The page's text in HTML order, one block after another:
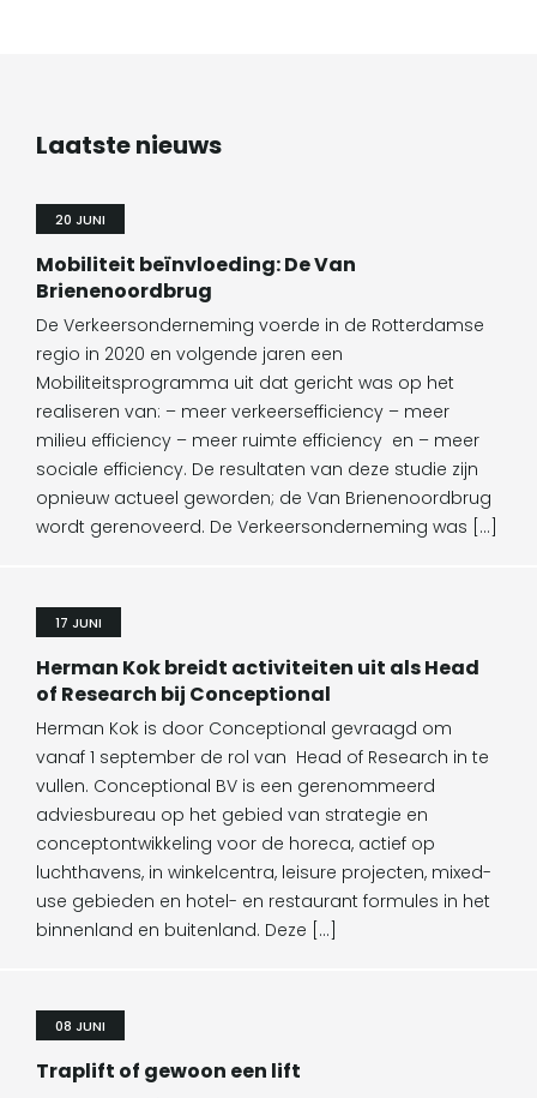
Laatste nieuws
20 JUNI
Mobiliteit beïnvloeding: De Van
Brienenoordbrug
De Verkeersonderneming voerde in de Rotterdamse
regio in 2020 en volgende jaren een
Mobiliteitsprogramma uit dat gericht was op het
realiseren van: – meer verkeersefficiency – meer
milieu efficiency – meer ruimte efficiency en – meer
sociale efficiency. De resultaten van deze studie zijn
opnieuw actueel geworden; de Van Brienenoordbrug
wordt gerenoveerd. De Verkeersonderneming was […]
17 JUNI
Herman Kok breidt activiteiten uit als Head
of Research bij Conceptional
Herman Kok is door Conceptional gevraagd om
vanaf 1 september de rol van Head of Research in te
vullen. Conceptional BV is een gerenommeerd
adviesbureau op het gebied van strategie en
conceptontwikkeling voor de horeca, actief op
luchthavens, in winkelcentra, leisure projecten, mixed-
use gebieden en hotel- en restaurant formules in het
binnenland en buitenland. Deze […]
08 JUNI
Traplift of gewoon een lift